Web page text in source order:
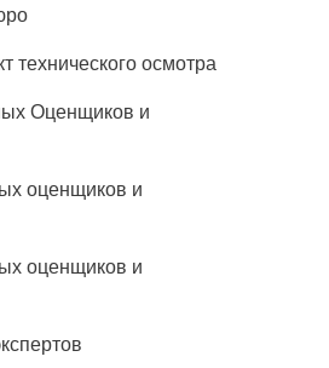
технического осмотра
Оценщиков и
оценщиков и
оценщиков и